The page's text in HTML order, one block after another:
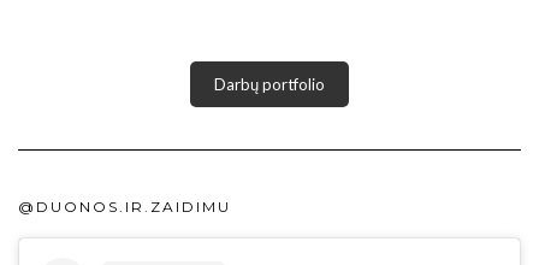
Darbų portfolio
@DUONOS.IR.ZAIDIMU